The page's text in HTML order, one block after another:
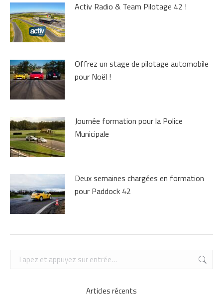
Activ Radio & Team Pilotage 42 !
Offrez un stage de pilotage automobile
pour Noël !
Journée formation pour la Police
Municipale
Deux semaines chargées en formation
pour Paddock 42
Recherche
:
Articles récents